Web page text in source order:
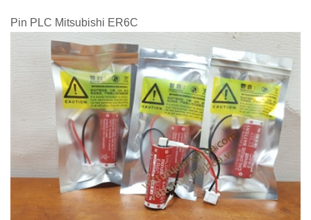
Pin PLC Mitsubishi ER6C